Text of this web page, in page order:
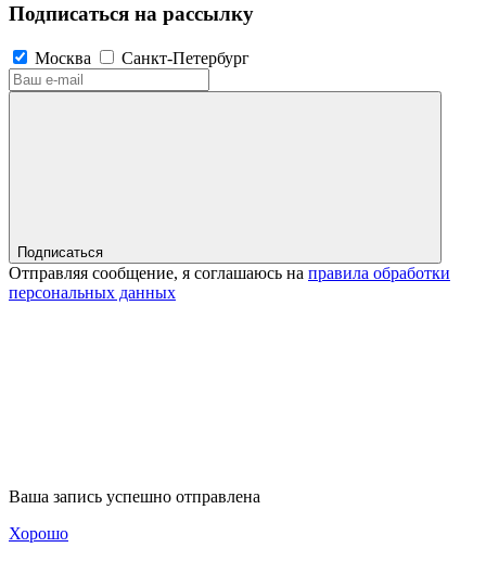
Подписаться на рассылку
Москва Санкт-Петербург
Подписаться
Отправляя сообщение, я соглашаюсь на правила обработки
персональных данных
Ваша запись успешно отправлена
Хорошо